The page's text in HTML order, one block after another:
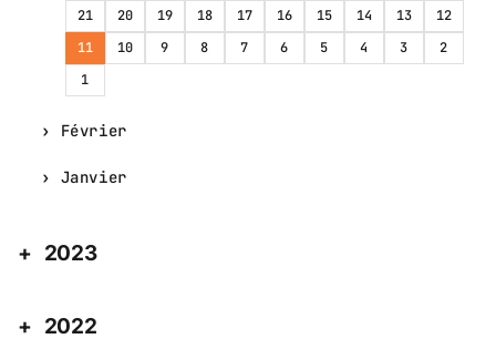
21
20 19 18 17 16 15 14 13
12
11
10 9 8 7 6 5 4 3
2
1
Février
Janvier
2023
2022